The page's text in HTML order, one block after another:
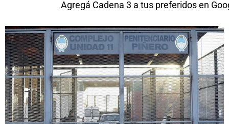
Agregá Cadena 3 a tus preferidos en